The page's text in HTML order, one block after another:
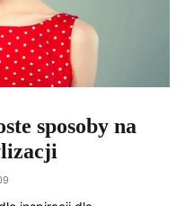
sposoby na